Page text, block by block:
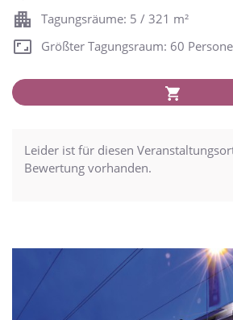
Tagungsräume: 5 / 321 m²
Größter Tagungsraum: 60
Leider ist für diesen
Bewertung vorhanden.